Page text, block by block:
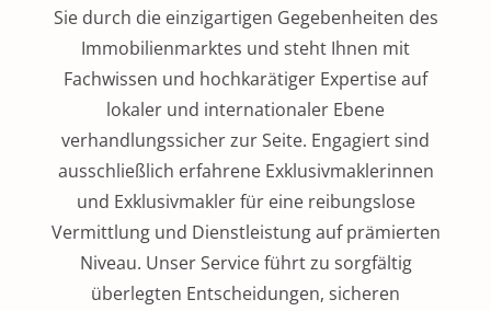
Sie durch die einzigartigen Gegebenheiten des
Immobilienmarktes und steht Ihnen mit
Fachwissen und hochkarätiger Expertise auf
lokaler und internationaler Ebene
verhandlungssicher zur Seite. Engagiert sind
ausschließlich erfahrene Exklusivmaklerinnen
und Exklusivmakler für eine reibungslose
Vermittlung und Dienstleistung auf prämierten
Niveau. Unser Service führt zu sorgfältig
überlegten Entscheidungen, sicheren